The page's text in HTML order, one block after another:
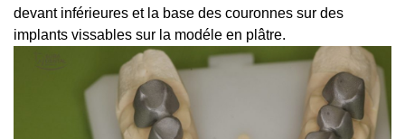
devant inférieures et la base des couronnes sur des
implants vissables sur la modéle en plâtre.